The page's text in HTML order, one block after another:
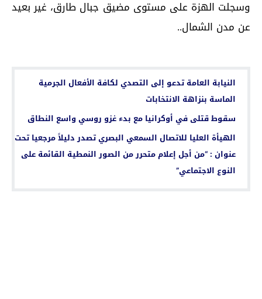
وسجلت الهزة على مستوى مضيق جبال طارق، غير بعيد
عن مدن الشمال..
النيابة العامة تدعو إلى التصدي لكافة الأفعال الجرمية
الماسة بنزاهة الانتخابات
سقوط قتلى في أوكرانيا مع بدء غزو روسي واسع النطاق
الهيأة العليا للاتصال السمعي البصري تصدر دليلاً مرجعيا تحت
عنوان : “من أجل إعلام متحرر من الصور النمطية القائمة على
النوع الاجتماعي”